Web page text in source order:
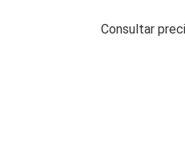
Consultar